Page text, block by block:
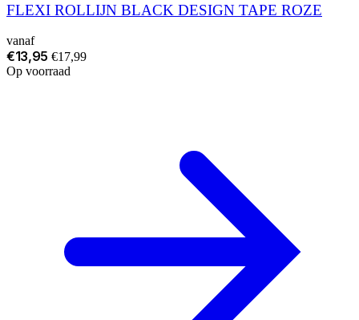
FLEXI ROLLIJN BLACK DESIGN TAPE ROZE
vanaf
€13,95 €17,99
Op voorraad